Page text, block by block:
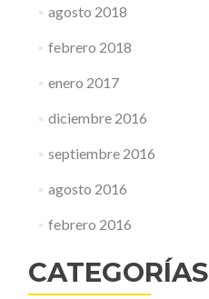
agosto 2018
febrero 2018
enero 2017
diciembre 2016
septiembre 2016
agosto 2016
febrero 2016
CATEGORÍAS